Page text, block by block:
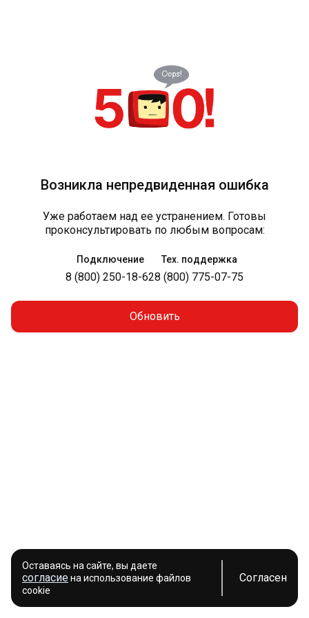
Возникла непредвиденная ошибка
Уже работаем над ее устранением. Готовы
проконсультировать по любым вопросам:
Подключение
8 (800) 250-18-62
Тех. поддержка
8 (800) 775-07-75
Обновить
Оставаясь на сайте, вы даете
согласиена использование файлов
cookie
Согласен